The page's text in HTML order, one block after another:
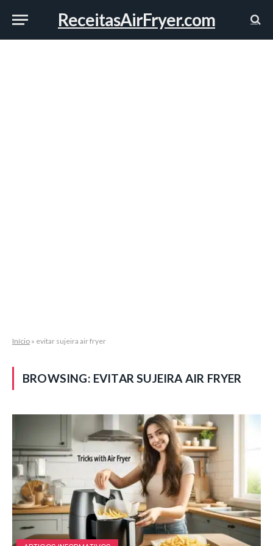
ReceitasAirFryer.com
Início » evitar sujeira air fryer
BROWSING: EVITAR SUJEIRA AIR FRYER